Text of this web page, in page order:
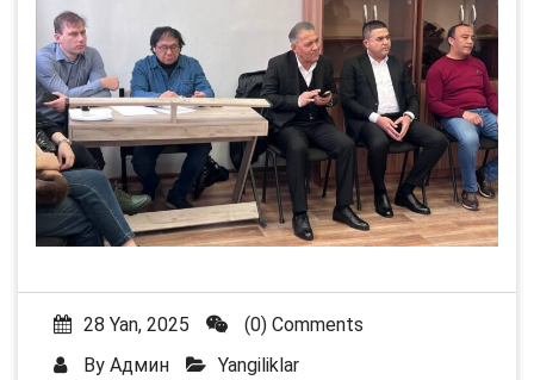
28 Yan, 2025
(0) Comments
By Админ Yangiliklar